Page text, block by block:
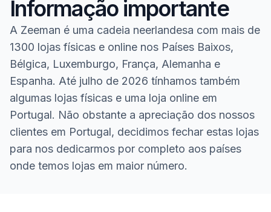
Informação importante
A Zeeman é uma cadeia neerlandesa com mais de
1300 lojas físicas e online nos Países Baixos,
Bélgica, Luxemburgo, França, Alemanha e
Espanha. Até julho de 2026 tínhamos também
algumas lojas físicas e uma loja online em
Portugal. Não obstante a apreciação dos nossos
clientes em Portugal, decidimos fechar estas lojas
para nos dedicarmos por completo aos países
onde temos lojas em maior número.